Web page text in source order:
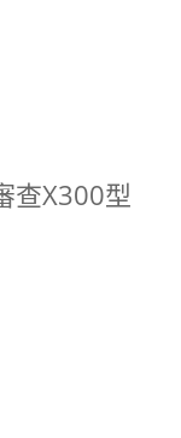
查X300型